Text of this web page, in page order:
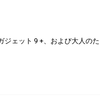
ジェット 9 +、および大人のた